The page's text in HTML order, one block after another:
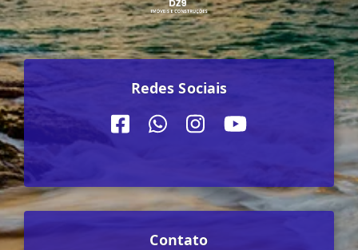
Redes Sociais
Contato